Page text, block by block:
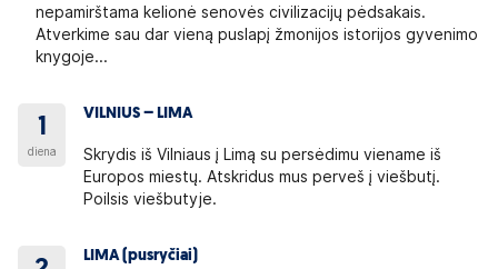
nepamirštama kelionė senovės civilizacijų pėdsakais.
Atverkime sau dar vieną puslapį žmonijos istorijos gyvenimo
knygoje...
1
diena
VILNIUS – LIMA
Skrydis iš Vilniaus į Limą su persėdimu viename iš
Europos miestų. Atskridus mus perveš į viešbutį.
Poilsis viešbutyje.
LIMA (pusryčiai)